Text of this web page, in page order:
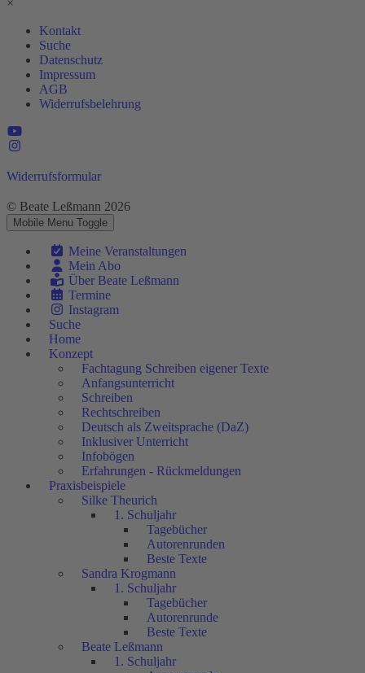
×
Kontakt
Suche
Datenschutz
Impressum
AGB
Widerrufsbelehrung
Widerrufsformular
© Beate Leßmann 2026
Mobile Menu Toggle
Meine Veranstaltungen
Mein Abo
Über Beate Leßmann
Termine
Instagram
Suche
Home
Konzept
Fachtagung Schreiben eigener Texte
Anfangsunterricht
Schreiben
Rechtschreiben
Deutsch als Zweitsprache (DaZ)
Inklusiver Unterricht
Infobögen
Erfahrungen - Rückmeldungen
Praxisbeispiele
Silke Theurich
1. Schuljahr
Tagebücher
Autorenrunden
Beste Texte
Sandra Krogmann
1. Schuljahr
Tagebücher
Autorenrunde
Beste Texte
Beate Leßmann
1. Schuljahr